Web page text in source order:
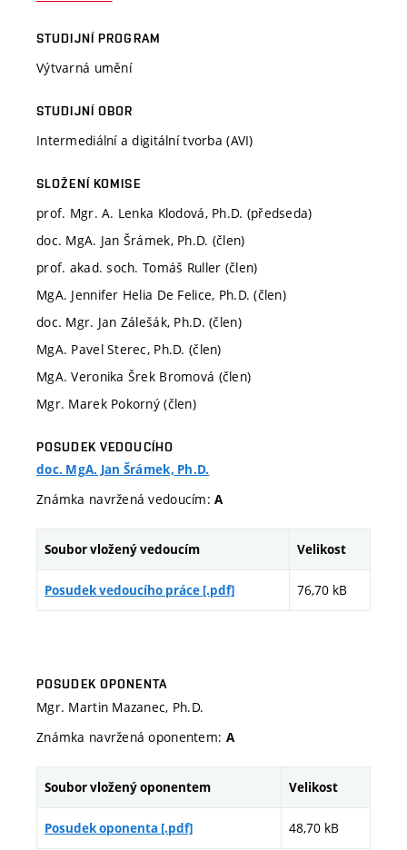
STUDIJNÍ PROGRAM
Výtvarná umění
STUDIJNÍ OBOR
Intermediální a digitální tvorba (AVI)
SLOŽENÍ KOMISE
prof. Mgr. A. Lenka Klodová, Ph.D. (předseda)
doc. MgA. Jan Šrámek, Ph.D. (člen)
prof. akad. soch. Tomáš Ruller (člen)
MgA. Jennifer Helia De Felice, Ph.D. (člen)
doc. Mgr. Jan Zálešák, Ph.D. (člen)
MgA. Pavel Sterec, Ph.D. (člen)
MgA. Veronika Šrek Bromová (člen)
Mgr. Marek Pokorný (člen)
POSUDEK VEDOUCÍHO
doc. MgA. Jan Šrámek, Ph.D.
Známka navržená vedoucím:A
Soubor vložený vedoucím Velikost
Posudek vedoucího práce [.pdf] 76,70 kB
POSUDEK OPONENTA
Mgr. Martin Mazanec, Ph.D.
Známka navržená oponentem: A
Soubor vložený oponentem Velikost
Posudek oponenta [.pdf] 48,70 kB